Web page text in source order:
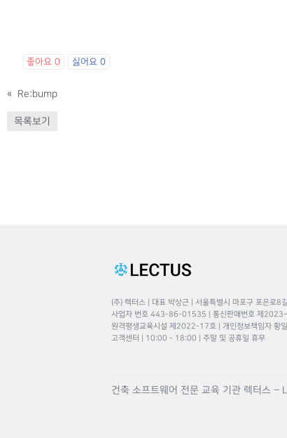
좋아요 0 싫어요 0
« Re:bump
목록보기
(주) 렉터스 | 대표 박상근 | 서울특별시 마포구 포은로
사업자 번호 443-86-01535 | 통신판매번호 제
원격평생교육시설 제2022-17호 | 개인정보책임자 황
고객센터 | 10:00 - 18:00 | 주말 및 공휴일 휴무
건축 소프트웨어 전문 교육 기관 렉터스 –